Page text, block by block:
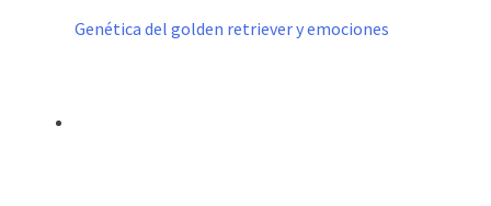
Genética del golden retriever y emociones